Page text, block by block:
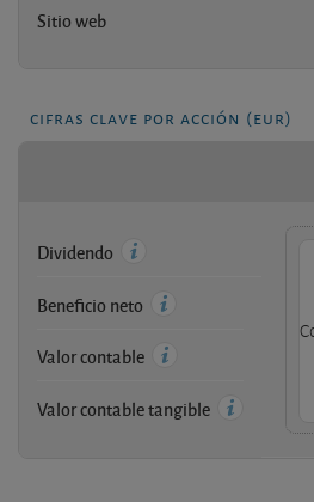
Sitio web
cifras clave por acción (eur)
Dividendo
Beneficio neto
Valor contable
Valor contable tangible